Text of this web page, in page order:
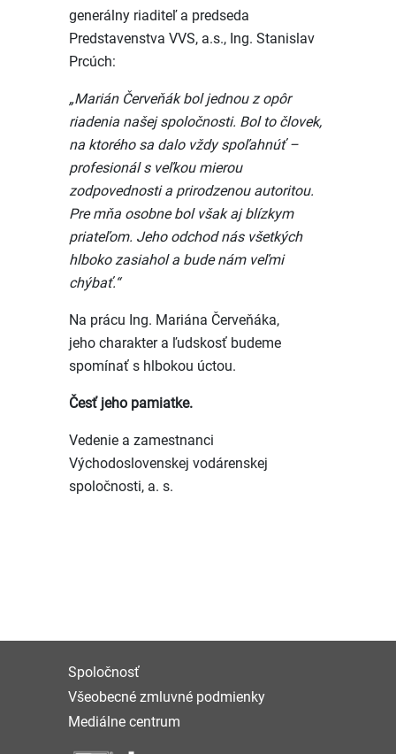
generálny riaditeľ a predseda
Predstavenstva VVS, a.s., Ing. Stanislav
Prcúch:
„Marián Červeňák bol jednou z opôr
riadenia našej spoločnosti. Bol to človek,
na ktorého sa dalo vždy spoľahnúť –
profesionál s veľkou mierou
zodpovednosti a prirodzenou autoritou.
Pre mňa osobne bol však aj blízkym
priateľom. Jeho odchod nás všetkých
hlboko zasiahol a bude nám veľmi
chýbať.“
Na prácu Ing. Mariána Červeňáka,
jeho charakter a ľudskosť budeme
spomínať s hlbokou úctou.
Česť jeho pamiatke.
Vedenie a zamestnanci
Východoslovenskej vodárenskej
spoločnosti, a. s.
Spoločnosť
Všeobecné zmluvné podmienky
Mediálne centrum